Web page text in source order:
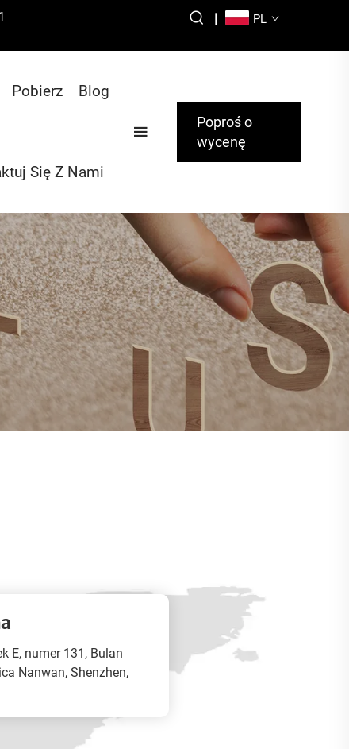
| PL
Pobierz Blog
Się Z Nami
Poproś o
wycenę
E, numer 131, Bulan
Nanwan, Shenzhen,